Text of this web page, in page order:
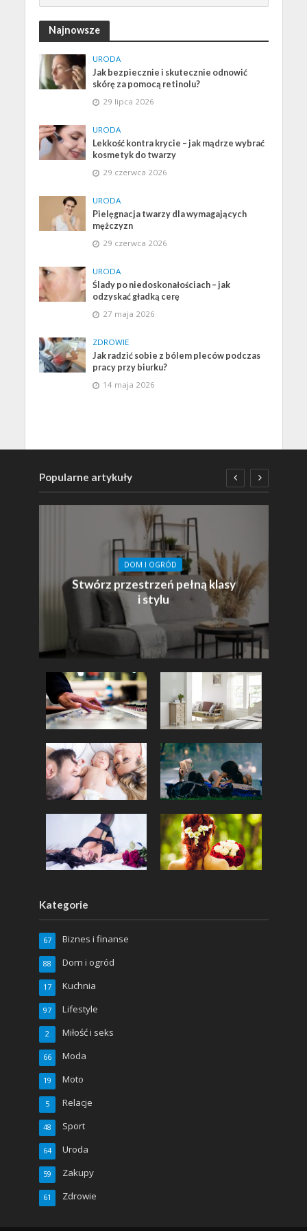
Najnowsze
URODA
Jak bezpiecznie i skutecznie odnowić
skórę za pomocą retinolu?
29 lipca 2026
URODA
Lekkość kontra krycie – jak mądrze wybrać
kosmetyk do twarzy
29 czerwca 2026
URODA
Pielęgnacja twarzy dla wymagających
mężczyzn
29 czerwca 2026
URODA
Ślady po niedoskonałościach – jak
odzyskać gładką cerę
27 maja 2026
ZDROWIE
Jak radzić sobie z bólem pleców podczas
pracy przy biurku?
14 maja 2026
Popularne artykuły
DOM I OGRÓD
Stwórz przestrzeń pełną klasy
i stylu
Kategorie
Biznes i finanse
67
Dom i ogród
88
Kuchnia
17
Lifestyle
97
Miłość i seks
2
Moda
66
Moto
19
Relacje
5
Sport
48
Uroda
64
Zakupy
59
Zdrowie
61